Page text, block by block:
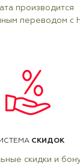
производится
переводом с
СКИДОК
скидки и